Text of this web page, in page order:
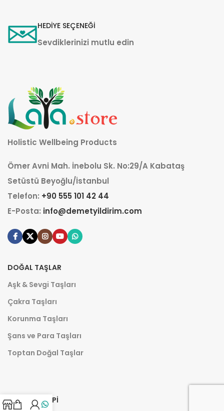
HEDİYE SEÇENEĞİ
Sevdiklerinizi mutlu edin
Holistic Wellbeing Products
Ömer Avni Mah. İnebolu Sk. No:29/A Kabataş
Setüstü Beyoğlu/İstanbul
Telefon: +90 555 101 42 44
E-Posta: info@demetyildirim.com
DOĞAL TAŞLAR
Aşk & Sevgi Taşları
Çakra Taşları
Korunma Taşları
Şans ve Para Taşları
Toptan Doğal Taşlar
AROMATERAPI